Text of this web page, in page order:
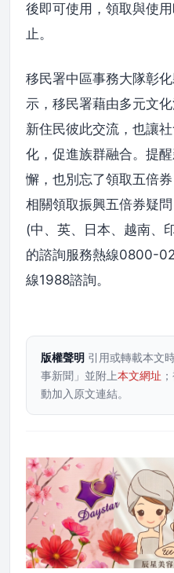
後即可使用，領取與使
止。
移民署中區事務大隊彰
示，移民署藉由多元文
新住民彼此交流，也讓
化，促進族群融合。提
懈，也別忘了領取五倍
相關領取振興五倍券疑
(中、英、日本、越南、
的諮詢服務熱線0800-
線1988諮詢。
版權聲明 引用或轉載本文
事新聞」並附上本文網址
動加入原文連結。